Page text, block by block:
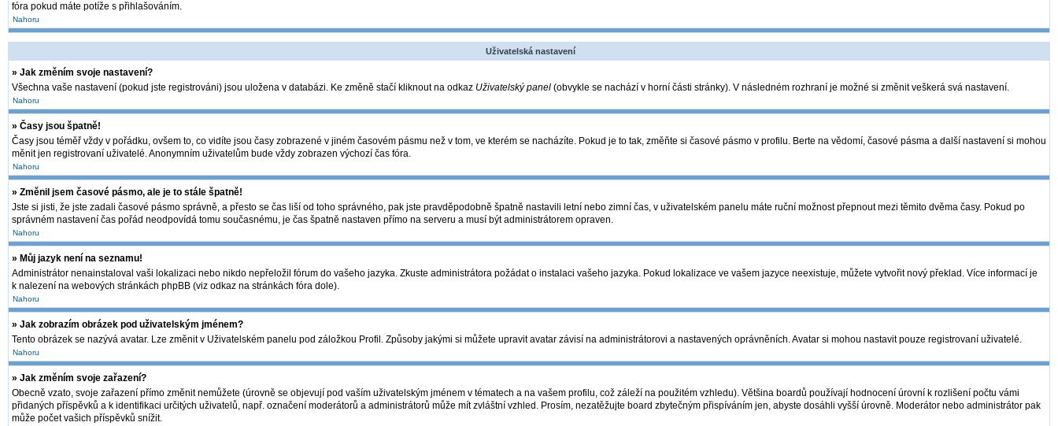
fóra pokud máte potíže s přihlašováním.
Nahoru
Uživatelská nastavení
» Jak změním svoje nastavení?
Všechna vaše nastavení (pokud jste registrováni) jsou uložena v databázi. Ke změně stačí kliknout na odkaz Uživatelský panel (obvykle se nachází v horní části stránky). V následném rozhraní je možné si změnit veškerá svá nastavení.
Nahoru
» Časy jsou špatně!
Časy jsou téměř vždy v pořádku, ovšem to, co vidíte jsou časy zobrazené v jiném časovém pásmu než v tom, ve kterém se nacházíte. Pokud je to tak, změňte si časové pásmo v profilu. Berte na vědomí, časové pásma a další nastavení si mohou
měnit jen registrovaní uživatelé. Anonymním uživatelům bude vždy zobrazen výchozí čas fóra.
Nahoru
» Změnil jsem časové pásmo, ale je to stále špatně!
Jste si jisti, že jste zadali časové pásmo správně, a přesto se čas liší od toho správného, pak jste pravděpodobně špatně nastavili letní nebo zimní čas, v uživatelském panelu máte ruční možnost přepnout mezi těmito dvěma časy. Pokud po
správném nastavení čas pořád neodpovídá tomu současnému, je čas špatně nastaven přímo na serveru a musí být administrátorem opraven.
Nahoru
» Můj jazyk není na seznamu!
Administrátor nenainstaloval vaši lokalizaci nebo nikdo nepřeložil fórum do vašeho jazyka. Zkuste administrátora požádat o instalaci vašeho jazyka. Pokud lokalizace ve vašem jazyce neexistuje, můžete vytvořit nový překlad. Více informací je
k nalezení na webových stránkách phpBB (viz odkaz na stránkách fóra dole).
Nahoru
» Jak zobrazím obrázek pod uživatelským jménem?
Tento obrázek se nazývá avatar. Lze změnit v Uživatelském panelu pod záložkou Profil. Způsoby jakými si můžete upravit avatar závisí na administrátorovi a nastavených oprávněních. Avatar si mohou nastavit pouze registrovaní uživatelé.
Nahoru
» Jak změním svoje zařazení?
Obecně vzato, svoje zařazení přímo změnit nemůžete (úrovně se objevují pod vaším uživatelským jménem v tématech a na vašem profilu, což záleží na použitém vzhledu). Většina boardů používají hodnocení úrovní k rozlišení počtu vámi
přidaných příspěvků a k identifikaci určitých uživatelů, např. označení moderátorů a administrátorů může mít zvláštní vzhled. Prosím, nezatěžujte board zbytečným přispíváním jen, abyste dosáhli vyšší úrovně. Moderátor nebo administrátor pak
může počet vašich příspěvků snížit.